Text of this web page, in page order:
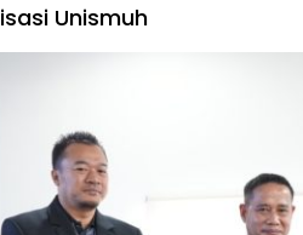
Unismuh